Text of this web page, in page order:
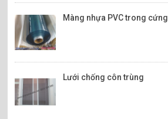
Màng nhựa PVC trong cứng
Lưới chống côn trùng